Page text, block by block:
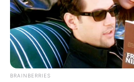
BRAINBERRIES